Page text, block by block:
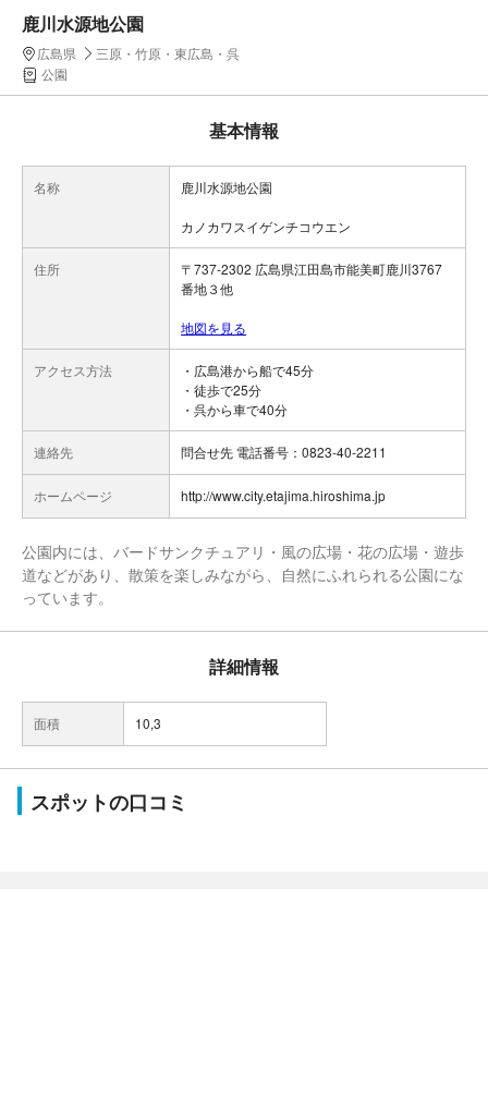
鹿川水源地公園
広島県
三原・竹原・東広島・呉
公園
基本情報
名称 鹿川水源地公園
カノカワスイゲンチコウエン
住所
〒737-2302 広島県江田島市能美町鹿川3767
番地３他
地図を見る
アクセス方法
・広島港から船で45分
・徒歩で25分
・呉から車で40分
連絡先 問合せ先 電話番号：0823-40-2211
ホームページ http://www.city.etajima.hiroshima.jp
公園内には、バードサンクチュアリ・風の広場・花の広場・遊歩
道などがあり、散策を楽しみながら、自然にふれられる公園にな
っています。
詳細情報
面積 10,3
スポットの口コミ